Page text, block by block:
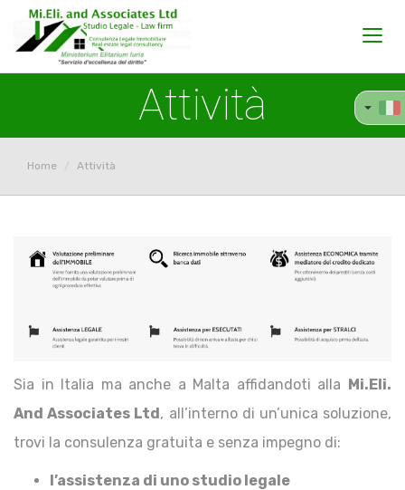
Attività
Home Attività
Sia in Italia ma anche a Malta affidandoti alla Mi.Eli.
And Associates Ltd, all’interno di un’unica soluzione,
trovi la consulenza gratuita e senza impegno di:
l’assistenza di uno studio legale